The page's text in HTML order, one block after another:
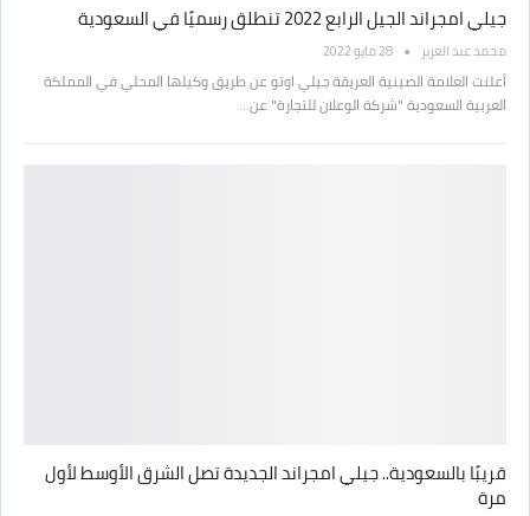
جيلي امجراند الجيل الرابع 2022 تنطلق رسميًا في السعودية
محمد عبد العزيز 28 مايو 2022
أعلنت العلامة الصينية العريقة جيلي اوتو عن طريق وكيلها المحلي في المملكة
العربية السعودية "شركة الوعلان للتجارة" عن…
قريبًا بالسعودية.. جيلي امجراند الجديدة تصل الشرق الأوسط لأول
مرة